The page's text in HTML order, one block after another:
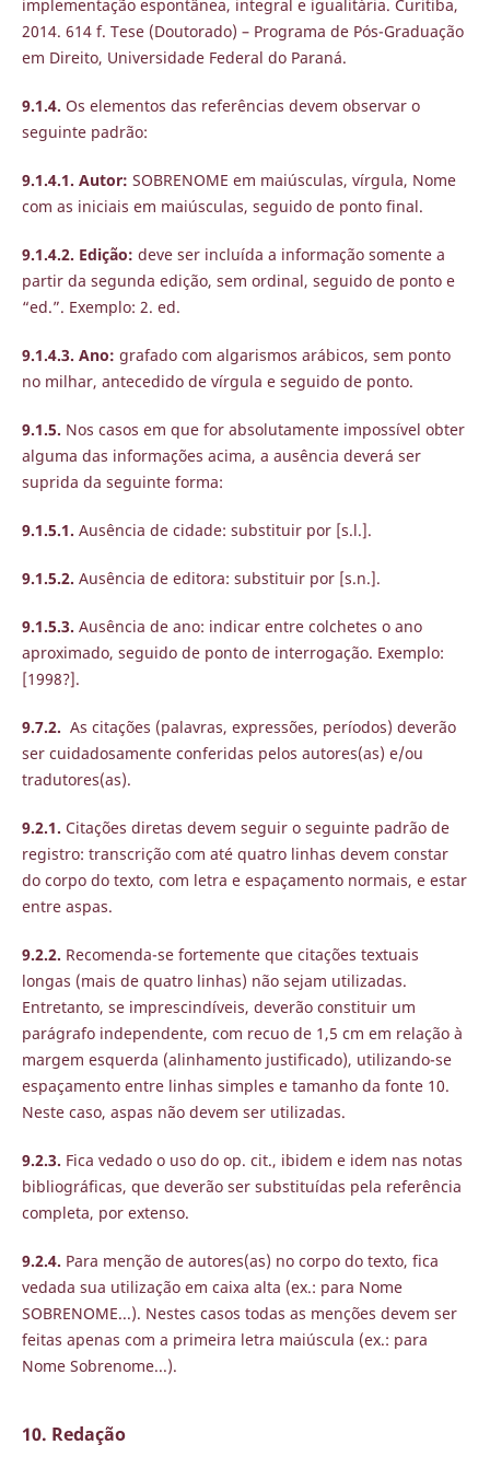
implementação espontânea, integral e igualitária. Curitiba,
2014. 614 f. Tese (Doutorado) – Programa de Pós-Graduação
em Direito, Universidade Federal do Paraná.
9.1.4. Os elementos das referências devem observar o
seguinte padrão:
9.1.4.1. Autor: SOBRENOME em maiúsculas, vírgula, Nome
com as iniciais em maiúsculas, seguido de ponto final.
9.1.4.2. Edição: deve ser incluída a informação somente a
partir da segunda edição, sem ordinal, seguido de ponto e
“ed.”. Exemplo: 2. ed.
9.1.4.3. Ano: grafado com algarismos arábicos, sem ponto
no milhar, antecedido de vírgula e seguido de ponto.
9.1.5. Nos casos em que for absolutamente impossível obter
alguma das informações acima, a ausência deverá ser
suprida da seguinte forma:
9.1.5.1. Ausência de cidade: substituir por [s.l.].
9.1.5.2. Ausência de editora: substituir por [s.n.].
9.1.5.3. Ausência de ano: indicar entre colchetes o ano
aproximado, seguido de ponto de interrogação. Exemplo:
[1998?].
9.7.2. As citações (palavras, expressões, períodos) deverão
ser cuidadosamente conferidas pelos autores(as) e/ou
tradutores(as).
9.2.1. Citações diretas devem seguir o seguinte padrão de
registro: transcrição com até quatro linhas devem constar
do corpo do texto, com letra e espaçamento normais, e estar
entre aspas.
9.2.2. Recomenda-se fortemente que citações textuais
longas (mais de quatro linhas) não sejam utilizadas.
Entretanto, se imprescindíveis, deverão constituir um
parágrafo independente, com recuo de 1,5 cm em relação à
margem esquerda (alinhamento justificado), utilizando-se
espaçamento entre linhas simples e tamanho da fonte 10.
Neste caso, aspas não devem ser utilizadas.
9.2.3. Fica vedado o uso do op. cit., ibidem e idem nas notas
bibliográficas, que deverão ser substituídas pela referência
completa, por extenso.
9.2.4. Para menção de autores(as) no corpo do texto, fica
vedada sua utilização em caixa alta (ex.: para Nome
SOBRENOME...). Nestes casos todas as menções devem ser
feitas apenas com a primeira letra maiúscula (ex.: para
Nome Sobrenome...).
10. Redação